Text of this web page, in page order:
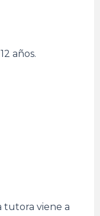
años.
tutora viene a